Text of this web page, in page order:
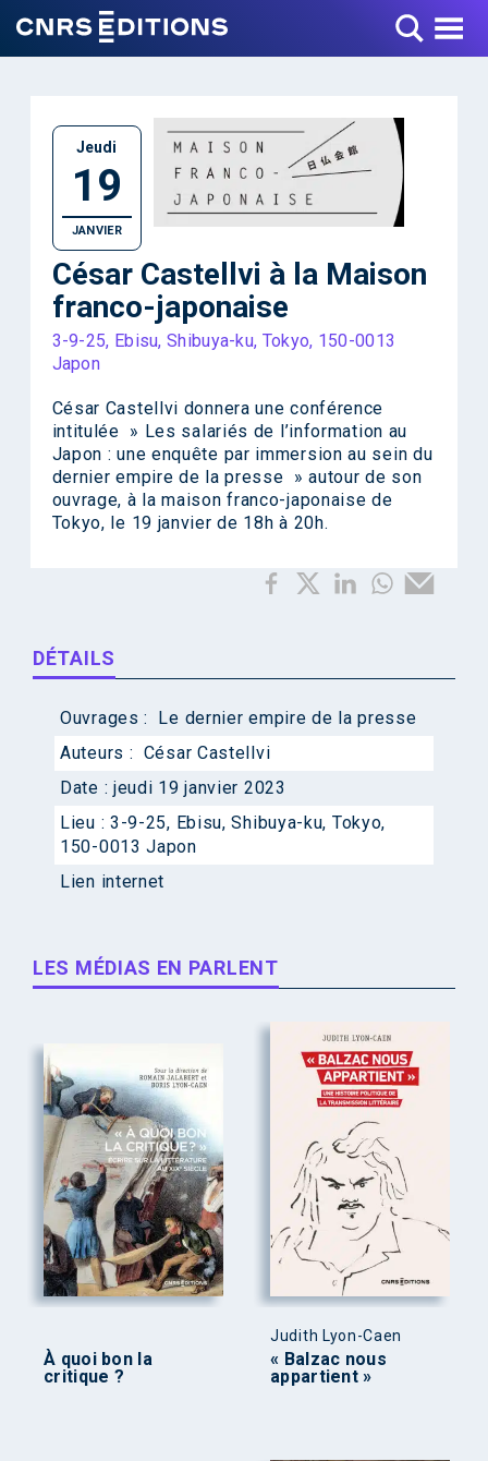
Toggle Menu
Jeudi
19
JANVIER
César Castellvi à la Maison
franco-japonaise
3-9-25, Ebisu, Shibuya-ku, Tokyo, 150-0013
Japon
César Castellvi donnera une conférence
intitulée » Les salariés de l’information au
Japon : une enquête par immersion au sein du
dernier empire de la presse » autour de son
ouvrage, à la maison franco-japonaise de
Tokyo, le 19 janvier de 18h à 20h.
DÉTAILS
Ouvrages :
Le dernier empire de la presse
Auteurs : César Castellvi
Date : jeudi 19 janvier 2023
Lieu : 3-9-25, Ebisu, Shibuya-ku, Tokyo,
150-0013 Japon
Lien internet
LES MÉDIAS EN PARLENT
À quoi bon la
critique ?
Judith Lyon-Caen
« Balzac nous
appartient »